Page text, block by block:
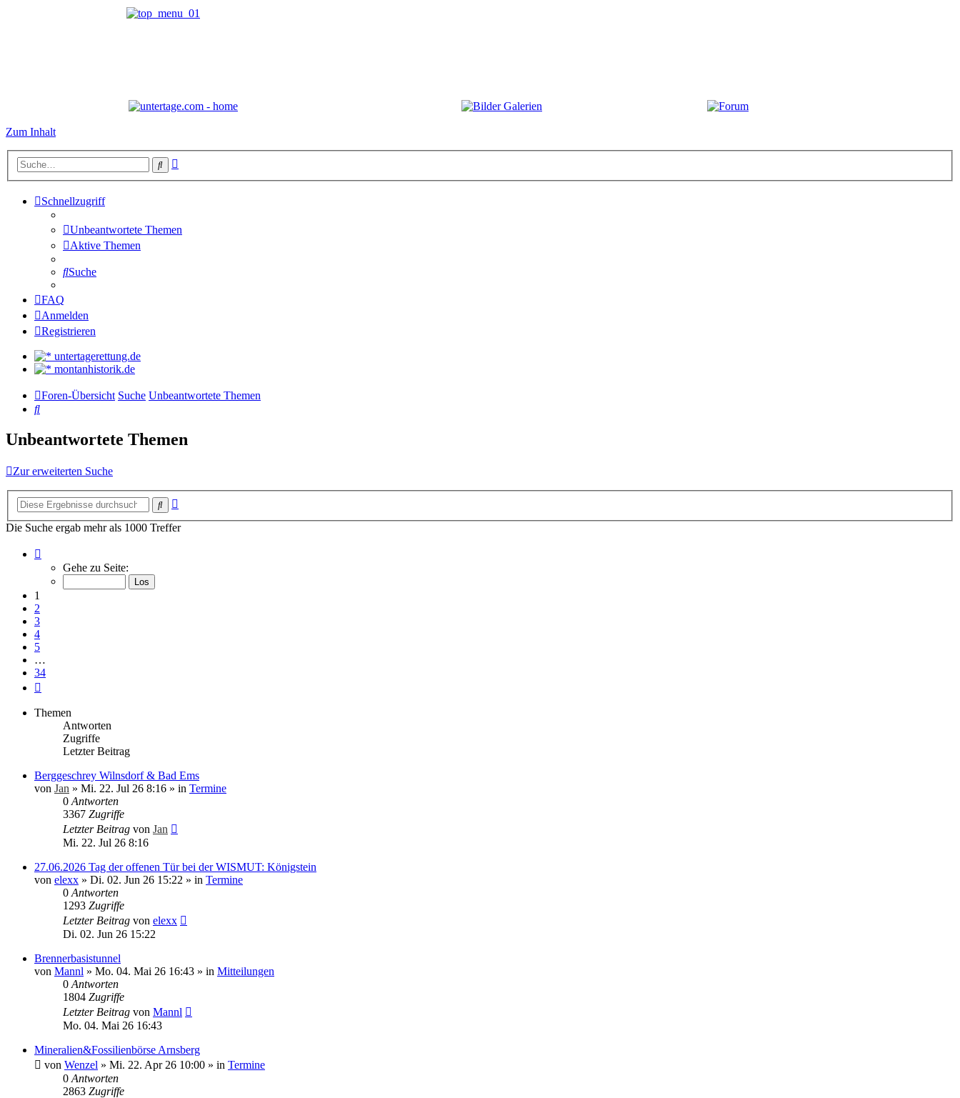
Zum Inhalt
Suche
Schnellzugriff
Unbeantwortete Themen
Aktive Themen
Suche
FAQ
Anmelden
Registrieren
untertagerettung.de
montanhistorik.de
Foren-Übersicht Suche Unbeantwortete Themen
Suche
Unbeantwortete Themen
Zur erweiterten Suche
Suche
Die Suche ergab mehr als 1000 Treffer
von
Gehe zu Seite:
1
2
3
4
5
…
34
Themen
Antworten
Zugriffe
Letzter Beitrag
Berggeschrey Wilnsdorf & Bad Ems
von Jan » Mi. 22. Jul 26 8:16 » in Termine
0 Antworten
3367 Zugriffe
Letzter Beitrag von Jan
Mi. 22. Jul 26 8:16
27.06.2026 Tag der offenen Tür bei der WISMUT: Königstein
von elexx » Di. 02. Jun 26 15:22 » in Termine
0 Antworten
1293 Zugriffe
Letzter Beitrag von elexx
Di. 02. Jun 26 15:22
Brennerbasistunnel
von Mannl » Mo. 04. Mai 26 16:43 » in Mitteilungen
0 Antworten
1804 Zugriffe
Letzter Beitrag von Mannl
Mo. 04. Mai 26 16:43
Mineralien&Fossilienbörse Arnsberg
von Wenzel » Mi. 22. Apr 26 10:00 » in Termine
0 Antworten
2863 Zugriffe